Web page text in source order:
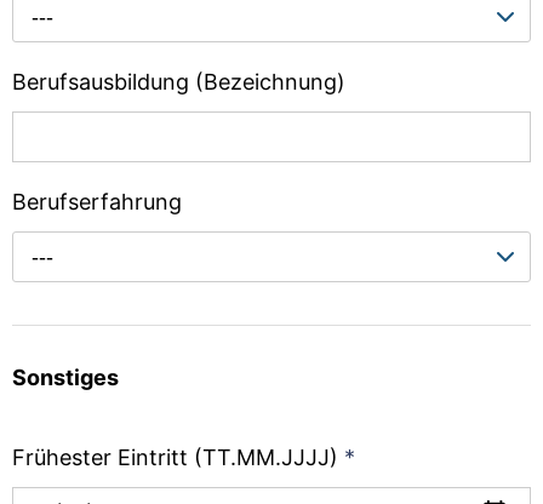
---
Berufsausbildung (Bezeichnung)
Berufserfahrung
---
Sonstiges
Frühester Eintritt (TT.MM.JJJJ) *